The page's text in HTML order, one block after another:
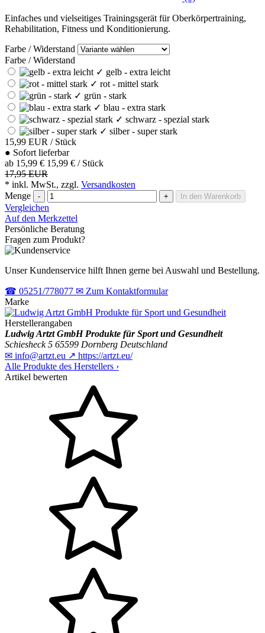
Einfaches und vielseitiges Trainingsgerät für Oberkörpertraining,
Rehabilitation, Fitness und Konditionierung.
Farbe / Widerstand
Farbe / Widerstand
✓ gelb - extra leicht
✓ rot - mittel stark
✓ grün - stark
✓ blau - extra stark
✓ schwarz - spezial stark
✓ silber - super stark
15,99 EUR / Stück
● Sofort lieferbar
ab 15,99 € 15,99 € / Stück
17,95 EUR
* inkl. MwSt., zzgl. Versandkosten
Menge
- + In den Warenkorb
Vergleichen
Auf den Merkzettel
Persönliche Beratung
Fragen zum Produkt?
Unser Kundenservice hilft Ihnen gerne bei Auswahl und Bestellung.
☎ 05251/778077 ✉ Zum Kontaktformular
Marke
Herstellerangaben
Ludwig Artzt GmbH Produkte für Sport und Gesundheit
Schiesheck 5 65599 Dornberg Deutschland
✉ info@artzt.eu ↗ https://artzt.eu/
Alle Produkte des Herstellers ›
Artikel bewerten